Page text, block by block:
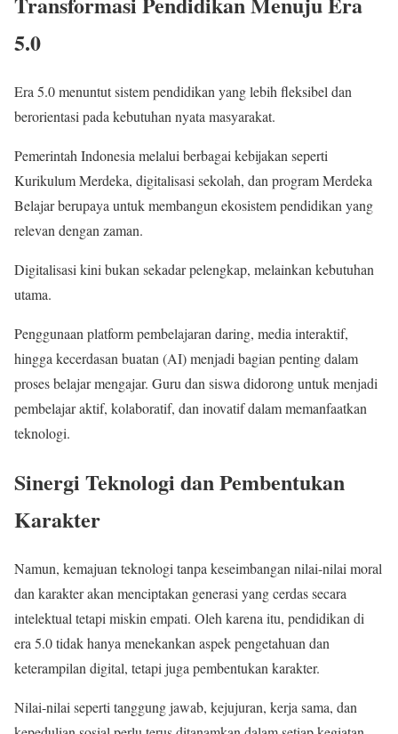
5.0
Era 5.0 menuntut sistem pendidikan yang lebih fleksibel dan
berorientasi pada kebutuhan nyata masyarakat.
Pemerintah Indonesia melalui berbagai kebijakan seperti
Kurikulum Merdeka, digitalisasi sekolah, dan program Merdeka
Belajar berupaya untuk membangun ekosistem pendidikan yang
relevan dengan zaman.
Digitalisasi kini bukan sekadar pelengkap, melainkan kebutuhan
utama.
Penggunaan platform pembelajaran daring, media interaktif,
hingga kecerdasan buatan (AI) menjadi bagian penting dalam
proses belajar mengajar. Guru dan siswa didorong untuk menjadi
pembelajar aktif, kolaboratif, dan inovatif dalam memanfaatkan
teknologi.
Sinergi Teknologi dan Pembentukan
Karakter
Namun, kemajuan teknologi tanpa keseimbangan nilai-nilai moral
dan karakter akan menciptakan generasi yang cerdas secara
intelektual tetapi miskin empati. Oleh karena itu, pendidikan di
era 5.0 tidak hanya menekankan aspek pengetahuan dan
keterampilan digital, tetapi juga pembentukan karakter.
Nilai-nilai seperti tanggung jawab, kejujuran, kerja sama, dan